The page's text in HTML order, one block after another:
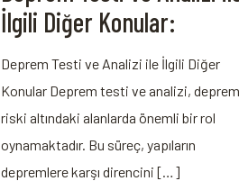
İlgili Diğer Konular:
Deprem Testi ve Analizi ile İlgili Diğer
Konular Deprem testi ve analizi, deprem
riski altındaki alanlarda önemli bir rol
oynamaktadır. Bu süreç, yapıların
depremlere karşı direncini […]